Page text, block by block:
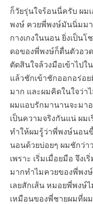
ก็วัยรุ่นใจร้อนนี่ครับ ผม
พงษ์ ควยพี่พงษ์มันนิ่มม
กางเกงในนอน ยิ่งเป็น
ดอของพี่พงษ์ก็ตื่นตัวอว
ตัดสินใจล้วงมือเข้าไปใ
แล้วชักเข้าชักออกอร่อ
มาก และผมคิดในใจว่า
ผมแอบรักมานานจะมา
เป็นความจริงกันแน่ ผม
ทำให้ผมรู้ว่าพี่พงษ์นอน
นอนด้วยบ่อยๆ ผมชักว่า
เพราะ เริ่มเมื่อยมือ จึง
มากทำไมควยของพี่พง
เลยสักเส้น หมอยพี่พงษ์
เหมือนของพี่ชายผมที่ผ